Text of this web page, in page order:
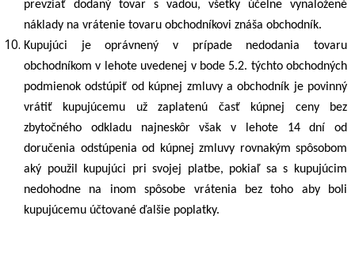
prevziať dodaný tovar s vadou, všetky účelne vynaložené
náklady na vrátenie tovaru obchodníkovi znáša obchodník.
Kupujúci je oprávnený v prípade nedodania tovaru
obchodníkom v lehote uvedenej v bode 5.2. týchto obchodných
podmienok odstúpiť od kúpnej zmluvy a obchodník je povinný
vrátiť kupujúcemu už zaplatenú časť kúpnej ceny bez
zbytočného odkladu najneskôr však
v lehote 14 dní od
doručenia odstúpenia od kúpnej zmluvy rovnakým spôsobom
aký použil kupujúci pri svojej platbe, pokiaľ sa s kupujúcim
nedohodne na inom spôsobe vrátenia bez toho aby boli
kupujúcemu účtované ďalšie poplatky.